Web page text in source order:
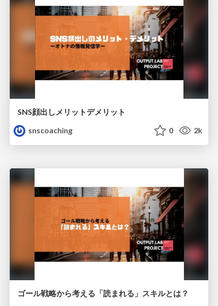
SNS顔出しメリットデメリット
snscoaching
0 2k
ゴール戦略から考える「読まれる」スキルとは？